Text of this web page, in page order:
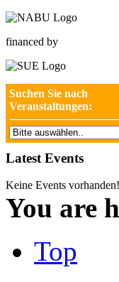
financed by
Suchen Sie nach
Veranstaltungen:
Latest Events
Keine Events vorhanden!
You are
Top